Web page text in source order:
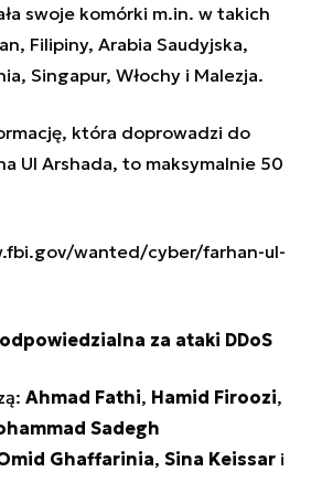
swoje komórki m.in. w takich
Filipiny, Arabia Saudyjska,
Singapur, Włochy i Malezja.
która doprowadzi do
Ul Arshada, to maksymalnie 50
wanted/cyber/farhan-ul-
za ataki DDoS
Ahmad Fathi, Hamid Firoozi,
Sadegh
Ghaffarinia, Sina Keissar i